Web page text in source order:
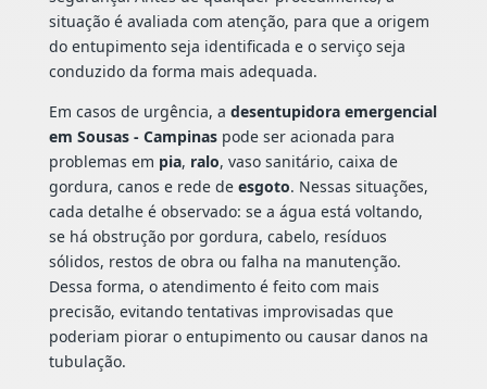
situação é avaliada com atenção, para que a origem
do entupimento seja identificada e o serviço seja
conduzido da forma mais adequada.
Em casos de urgência, a desentupidora emergencial
em Sousas - Campinaspode ser acionada para
problemas em pia, ralo, vaso sanitário, caixa de
gordura, canos e rede de esgoto. Nessas situações,
cada detalhe é observado: se a água está voltando,
se há obstrução por gordura, cabelo, resíduos
sólidos, restos de obra ou falha na manutenção.
Dessa forma, o atendimento é feito com mais
precisão, evitando tentativas improvisadas que
poderiam piorar o entupimento ou causar danos na
tubulação.